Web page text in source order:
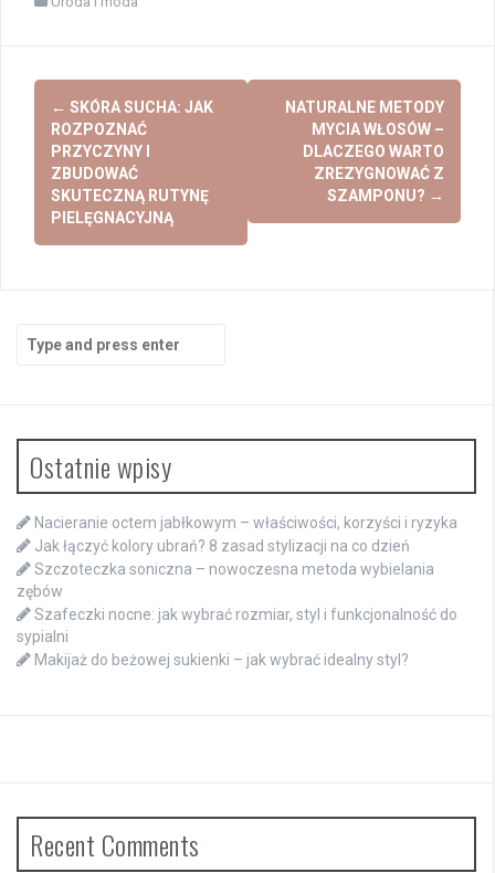
Post
navigation
← SKÓRA SUCHA: JAK
ROZPOZNAĆ
PRZYCZYNY I
ZBUDOWAĆ
SKUTECZNĄ RUTYNĘ
PIELĘGNACYJNĄ
NATURALNE METODY
MYCIA WŁOSÓW –
DLACZEGO WARTO
ZREZYGNOWAĆ Z
SZAMPONU? →
for:
Ostatnie wpisy
Nacieranie octem jabłkowym – właściwości, korzyści i ryzyka
Jak łączyć kolory ubrań? 8 zasad stylizacji na co dzień
Szczoteczka soniczna – nowoczesna metoda wybielania
zębów
Szafeczki nocne: jak wybrać rozmiar, styl i funkcjonalność do
sypialni
Makijaż do beżowej sukienki – jak wybrać idealny styl?
Recent Comments